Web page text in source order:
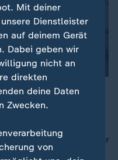
CDU stellt die
der
dieser Poller war
Durchgangsverkehr für
Mit deiner
Dienstleister
auf deinem Gerät
Dabei geben wir
nicht an
direkten
deine Daten
Zwecken.
von